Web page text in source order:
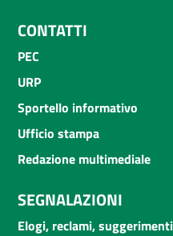
CONTATTI
PEC
URP
Sportello informativo
Ufficio stampa
Redazione multimediale
SEGNALAZIONI
Elogi, reclami, suggerimenti